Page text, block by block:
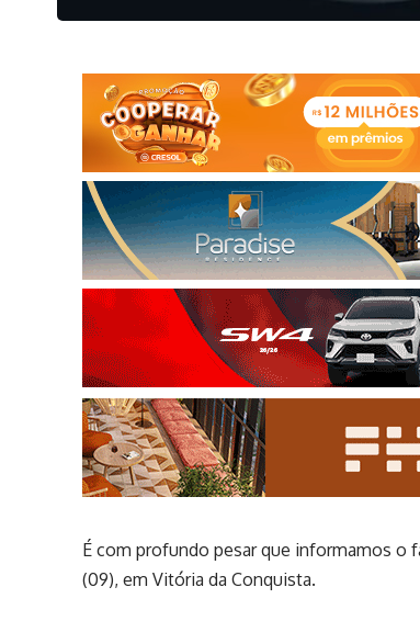
É com profundo pesar que informamos
(09), em Vitória da Conquista.